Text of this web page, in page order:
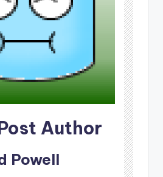
Author
Powell